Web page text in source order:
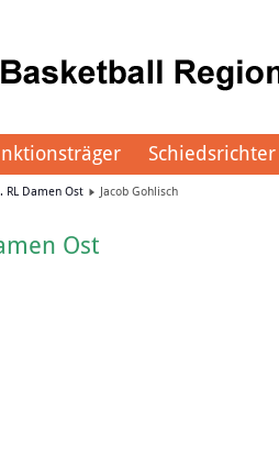
Schiedsrichter
RL Damen Ost Jacob Gohlisch
Ost